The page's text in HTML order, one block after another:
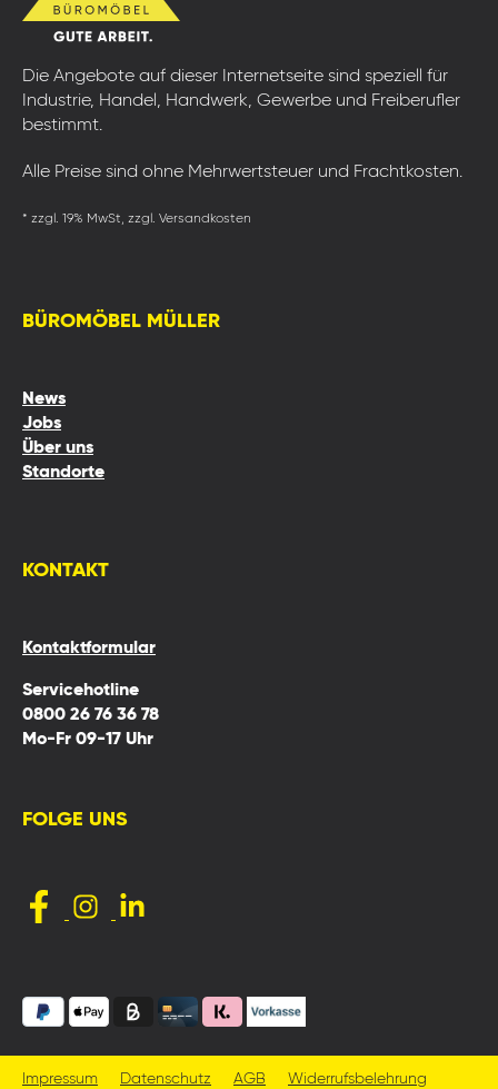
Die Angebote auf dieser Internetseite sind speziell für
Industrie, Handel, Handwerk, Gewerbe und Freiberufler
bestimmt.
Alle Preise sind ohne Mehrwertsteuer und Frachtkosten.
* zzgl. 19% MwSt, zzgl. Versandkosten
BÜROMÖBEL MÜLLER
News
Jobs
Über uns
Standorte
KONTAKT
Kontaktformular
Servicehotline
0800 26 76 36 78
Mo-Fr 09-17 Uhr
FOLGE UNS
Impressum Datenschutz AGB Widerrufsbelehrung